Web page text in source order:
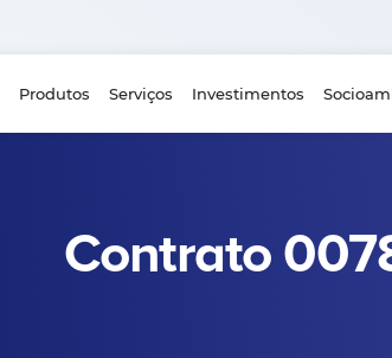
Produtos Serviços Investimentos
Contrato